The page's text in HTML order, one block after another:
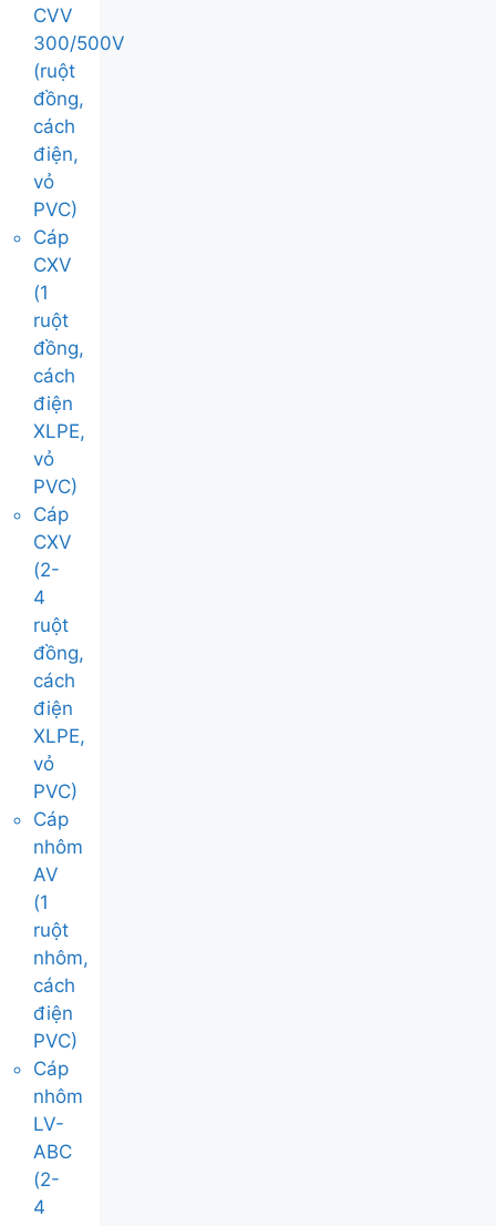
CVV
300/500V
(ruột
đồng,
cách
điện,
vỏ
PVC)
Cáp
CXV
(1
ruột
đồng,
cách
điện
XLPE,
vỏ
PVC)
Cáp
CXV
(2-
4
ruột
đồng,
cách
điện
XLPE,
vỏ
PVC)
Cáp
nhôm
AV
(1
ruột
nhôm,
cách
điện
PVC)
Cáp
nhôm
LV-
ABC
(2-
4